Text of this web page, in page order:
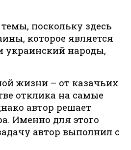
поскольку здесь
которое является
украинский народы,
жизни – от казачьих
отклика на самые
автор решает
Именно для этого
автор выполнил с